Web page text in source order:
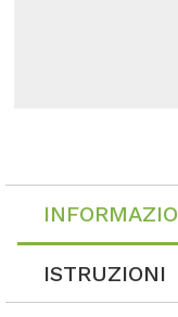
ISTRUZIONI